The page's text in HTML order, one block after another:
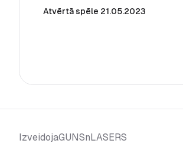
Atvērtā spēle 21.05.2023
IzveidojaGUNSnLASERS